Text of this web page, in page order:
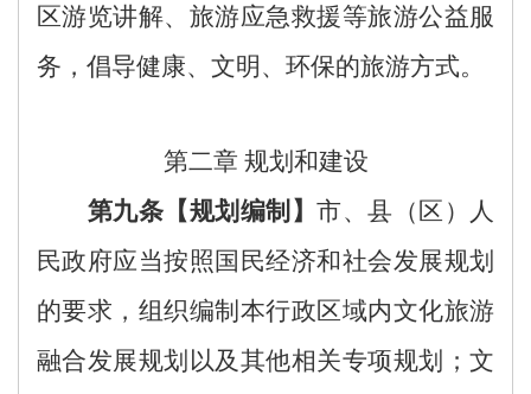
区游览讲解、 旅游应急救援等旅游公益服
务，倡导健康、文明、环保的旅游方式。
第二章 规划和建设
第九条 【规划编制 】市、县 （区）
人
民政府应当按照国民经济和社会发展规划
的要求， 组织编制 本行政区域内文化旅游
融合发展规划 以及 其他相关专项规划；文